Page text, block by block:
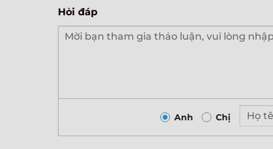
Hỏi đáp
Anh Chị